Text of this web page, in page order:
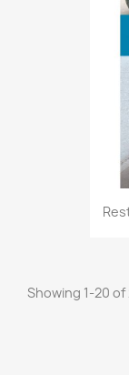
Showing 1-20